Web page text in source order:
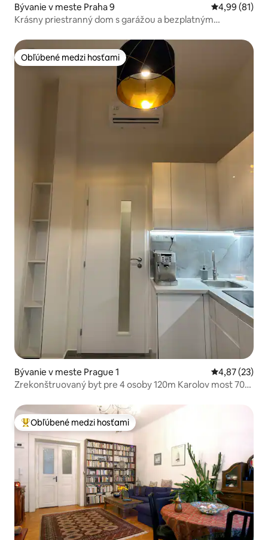
Bývanie v meste Praha 9 Priemerné
4,99 (81)
Krásny priestranný dom s garážou a bezplatným
Obľúbené medzi hosťami
Obľúbené medzi hosťami
Bývanie v meste Prague 1 Priemerné
4,87 (23)
Zrekonštruovaný byt pre 4 osoby 120m Karolov most 70m
Najobľúbenejšie medzi hosťami
Obľúbené medzi hosťami